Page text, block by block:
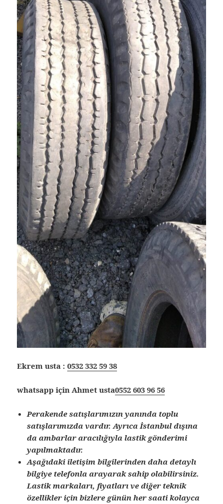
Ekrem usta :0532 332 59 38
whatsapp için Ahmet usta0552 603 96 56
Perakende satışlarımızın yanında toplu
satışlarımızda vardır. Ayrıca İstanbul dışına
da ambarlar aracılığıyla lastik gönderimi
yapılmaktadır.
Aşağıdaki iletişim bilgilerinden daha detaylı
bilgiye telefonla arayarak sahip olabilirsiniz.
Lastik markaları, fiyatları ve diğer teknik
özellikler için bizlere günün her saati kolayca